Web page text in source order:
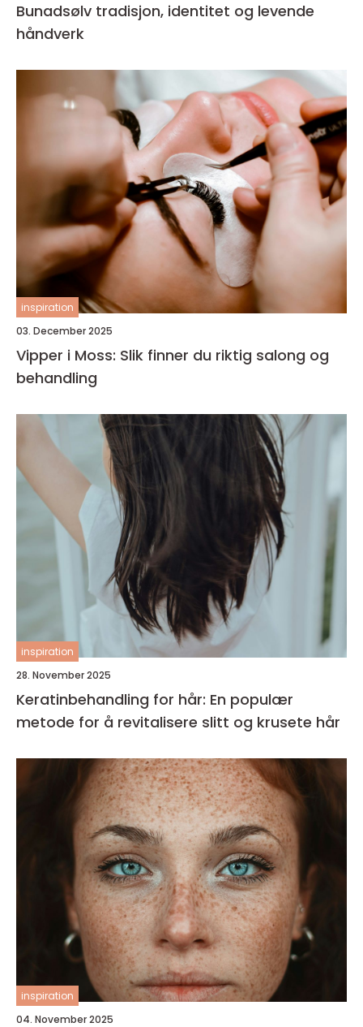
Bunadsølv tradisjon, identitet og levende
håndverk
inspiration
03. December 2025
Vipper i Moss: Slik finner du riktig salong og
behandling
inspiration
28. November 2025
Keratinbehandling for hår: En populær
metode for å revitalisere slitt og krusete hår
inspiration
04. November 2025